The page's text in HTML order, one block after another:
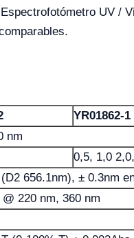
UV /
YR01862-1
nm
0,5, 1,0
656.1nm), ± 0.3nm
220 nm, 360 nm